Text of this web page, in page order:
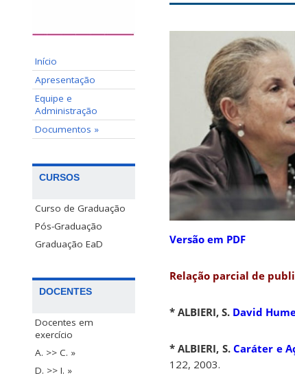
Início
Apresentação
Equipe e
Administração
Documentos »
CURSOS
Curso de Graduação
Pós-Graduação
Graduação EaD
DOCENTES
Docentes em
exercício
A. >> C. »
D. >> I. »
Versão em PDF
Relação parcial de
* ALBIERI, S. David
* ALBIERI, S. Caráter e
122, 2003.